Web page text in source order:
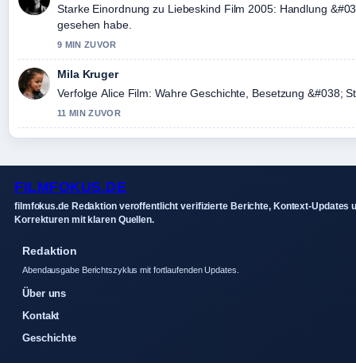
Starke Einordnung zu Liebeskind Film 2005: Handlung
gesehen habe.
9 MIN ZUVOR
Mila Kruger
Verfolge Alice Film: Wahre Geschichte, Besetzung &#038;
11 MIN ZUVOR
FILMFOKUS.DE
filmfokus.de Redaktion veroffentlicht verifizierte Berichte, Kontext-Updates
Korrekturen mit klaren Quellen.
Redaktion
Abendausgabe Berichtszyklus mit fortlaufenden Updates.
Über uns
Kontakt
Geschichte